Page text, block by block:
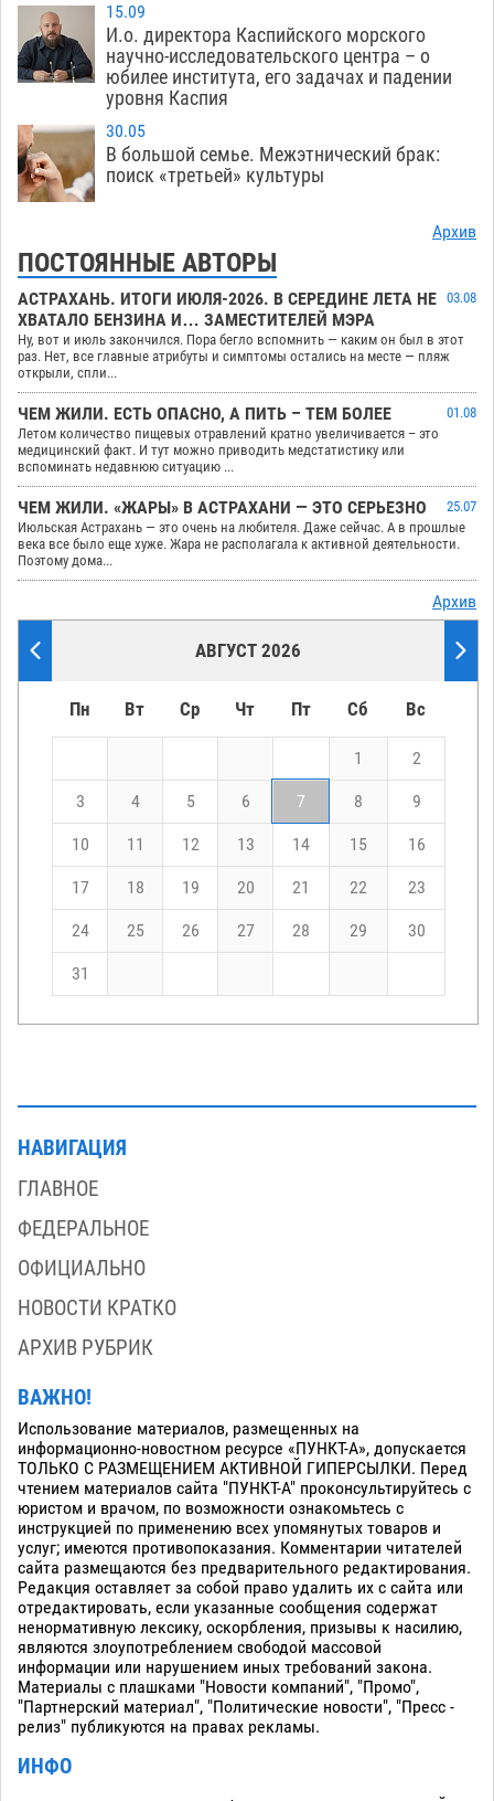
15.09
И.о. директора Каспийского морского
научно-исследовательского центра – о
юбилее института, его задачах и падении
уровня Каспия
30.05
В большой семье. Межэтнический брак:
поиск «третьей» культуры
Архив
ПОСТОЯННЫЕ АВТОРЫ
АСТРАХАНЬ. ИТОГИ ИЮЛЯ-2026. В СЕРЕДИНЕ ЛЕТА НЕ
ХВАТАЛО БЕНЗИНА И… ЗАМЕСТИТЕЛЕЙ МЭРА
03.08
Ну, вот и июль закончился. Пора бегло вспомнить — каким он был в этот
раз. Нет, все главные атрибуты и симптомы остались на месте — пляж
открыли, спли...
ЧЕМ ЖИЛИ. ЕСТЬ ОПАСНО, А ПИТЬ – ТЕМ БОЛЕЕ
01.08
Летом количество пищевых отравлений кратно увеличивается – это
медицинский факт. И тут можно приводить медстатистику или
вспоминать недавнюю ситуацию ...
ЧЕМ ЖИЛИ. «ЖАРЫ» В АСТРАХАНИ — ЭТО СЕРЬЕЗНО
25.07
Июльская Астрахань — это очень на любителя. Даже сейчас. А в прошлые
века все было еще хуже. Жара не располагала к активной деятельности.
Поэтому дома...
Архив
АВГУСТ 2026
Пн Вт Ср Чт Пт Сб Вс
1 2
3 4 5 6 7 8 9
10 11 12 13 14 15 16
17 18 19 20 21 22 23
24 25 26 27 28 29 30
31
НАВИГАЦИЯ
ГЛАВНОЕ
ФЕДЕРАЛЬНОЕ
ОФИЦИАЛЬНО
НОВОСТИ КРАТКО
АРХИВ РУБРИК
ВАЖНО!
Использование материалов, размещенных на
информационно-новостном ресурсе «ПУНКТ-А», допускается
ТОЛЬКО С РАЗМЕЩЕНИЕМ АКТИВНОЙ ГИПЕРСЫЛКИ. Перед
чтением материалов сайта "ПУНКТ-А" проконсультируйтесь с
юристом и врачом, по возможности ознакомьтесь с
инструкцией по применению всех упомянутых товаров и
услуг; имеются противопоказания. Комментарии читателей
сайта размещаются без предварительного редактирования.
Редакция оставляет за собой право удалить их с сайта или
отредактировать, если указанные сообщения содержат
ненормативную лексику, оскорбления, призывы к насилию,
являются злоупотреблением свободой массовой
информации или нарушением иных требований закона.
Материалы с плашками "Новости компаний", "Промо",
"Партнерский материал", "Политические новости", "Пресс -
релиз" публикуются на правах рекламы.
ИНФО